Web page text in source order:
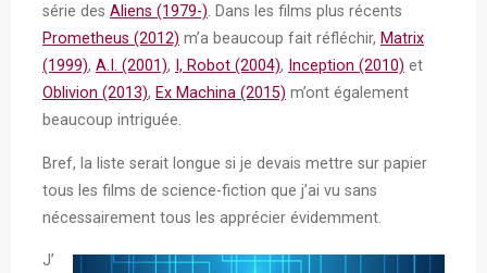
série des Aliens (1979-). Dans les films plus récents
Prometheus (2012) m’a beaucoup fait réfléchir, Matrix
(1999), A.I. (2001), I, Robot (2004), Inception (2010) et
Oblivion (2013), Ex Machina (2015) m’ont également
beaucoup intriguée.
Bref, la liste serait longue si je devais mettre sur papier
tous les films de science-fiction que j’ai vu sans
nécessairement tous les apprécier évidemment.
J’